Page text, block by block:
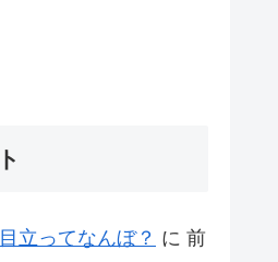
立ってなんぼ？ に 前